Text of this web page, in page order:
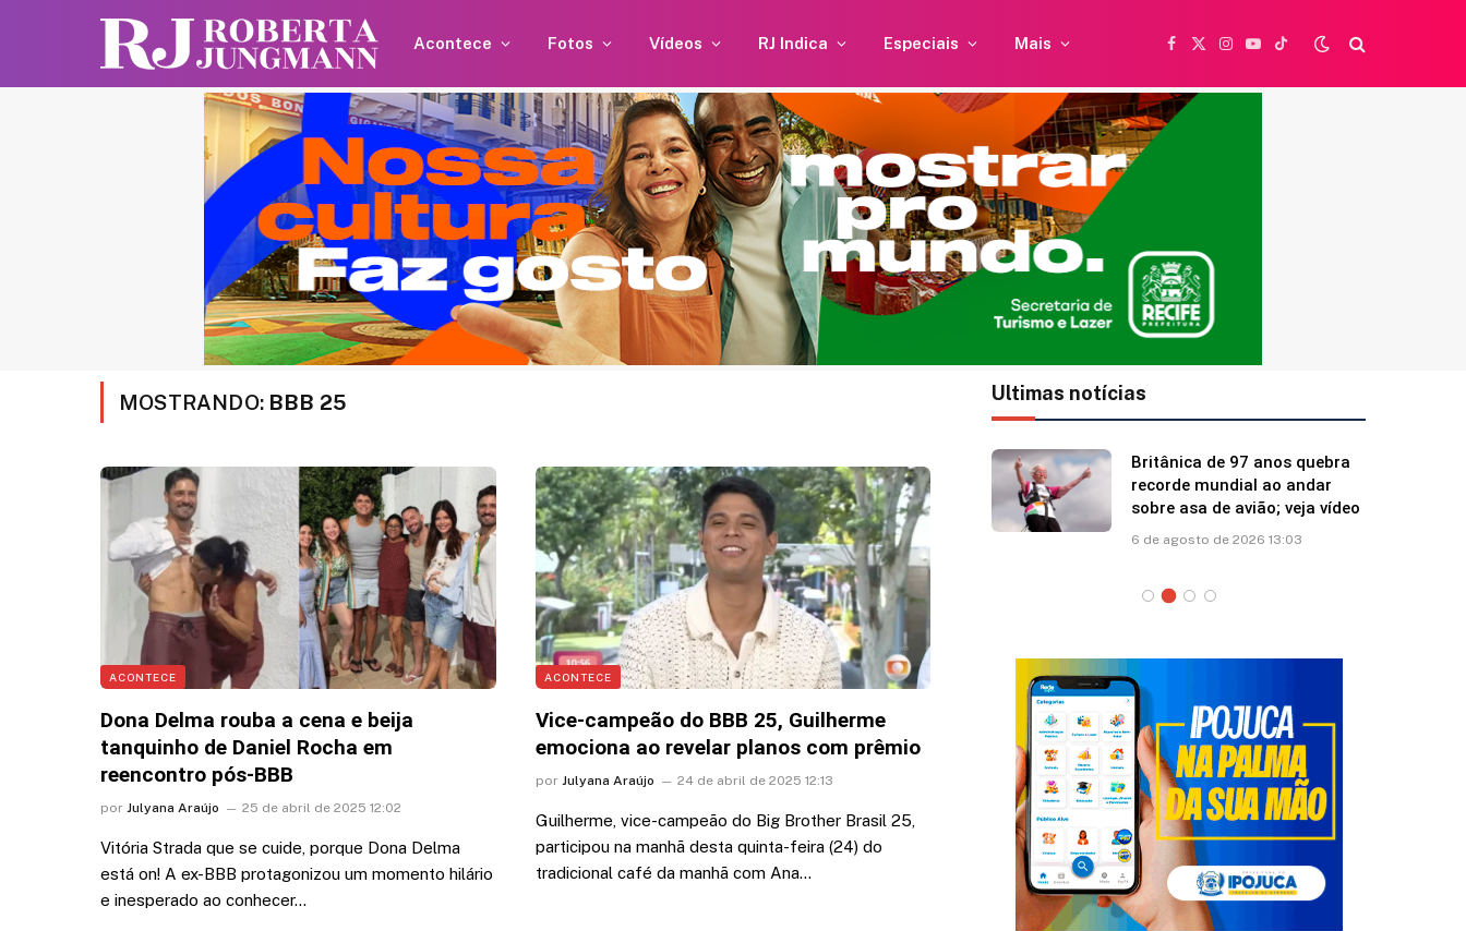
Acontece Fotos Vídeos RJ Indica Especiais Mais
Facebook
X
Instagram
YouTubeTikTok
MOSTRANDO: BBB 25
ACONTECE
Dona Delma rouba a cena e beija
tanquinho de Daniel Rocha em
reencontro pós-BBB
por Julyana Araújo 25 de abril de 2025 12:02
Vitória Strada que se cuide, porque Dona Delma
está on! A ex-BBB protagonizou um momento hilário
e inesperado ao conhecer…
ACONTECE
Vice-campeão do BBB 25, Guilherme
emociona ao revelar planos com prêmio
por Julyana Araújo 24 de abril de 2025 12:13
Guilherme, vice-campeão do Big Brother Brasil 25,
participou na manhã desta quinta-feira (24) do
tradicional café da manhã com Ana…
Ultimas notícias
Shawn Mendes faz
declaração para Bruna
Marquezine: “Você mudou
minha vida”
5 de agosto de 2026 12:35
Alice Carvalho fala sobre sua
relação com Anitta: “Minha
intimidade”
6 de agosto de 2026 17:32
Britânica de 97 anos quebra
recorde mundial ao andar
sobre asa de avião; veja vídeo
6 de agosto de 2026 13:03